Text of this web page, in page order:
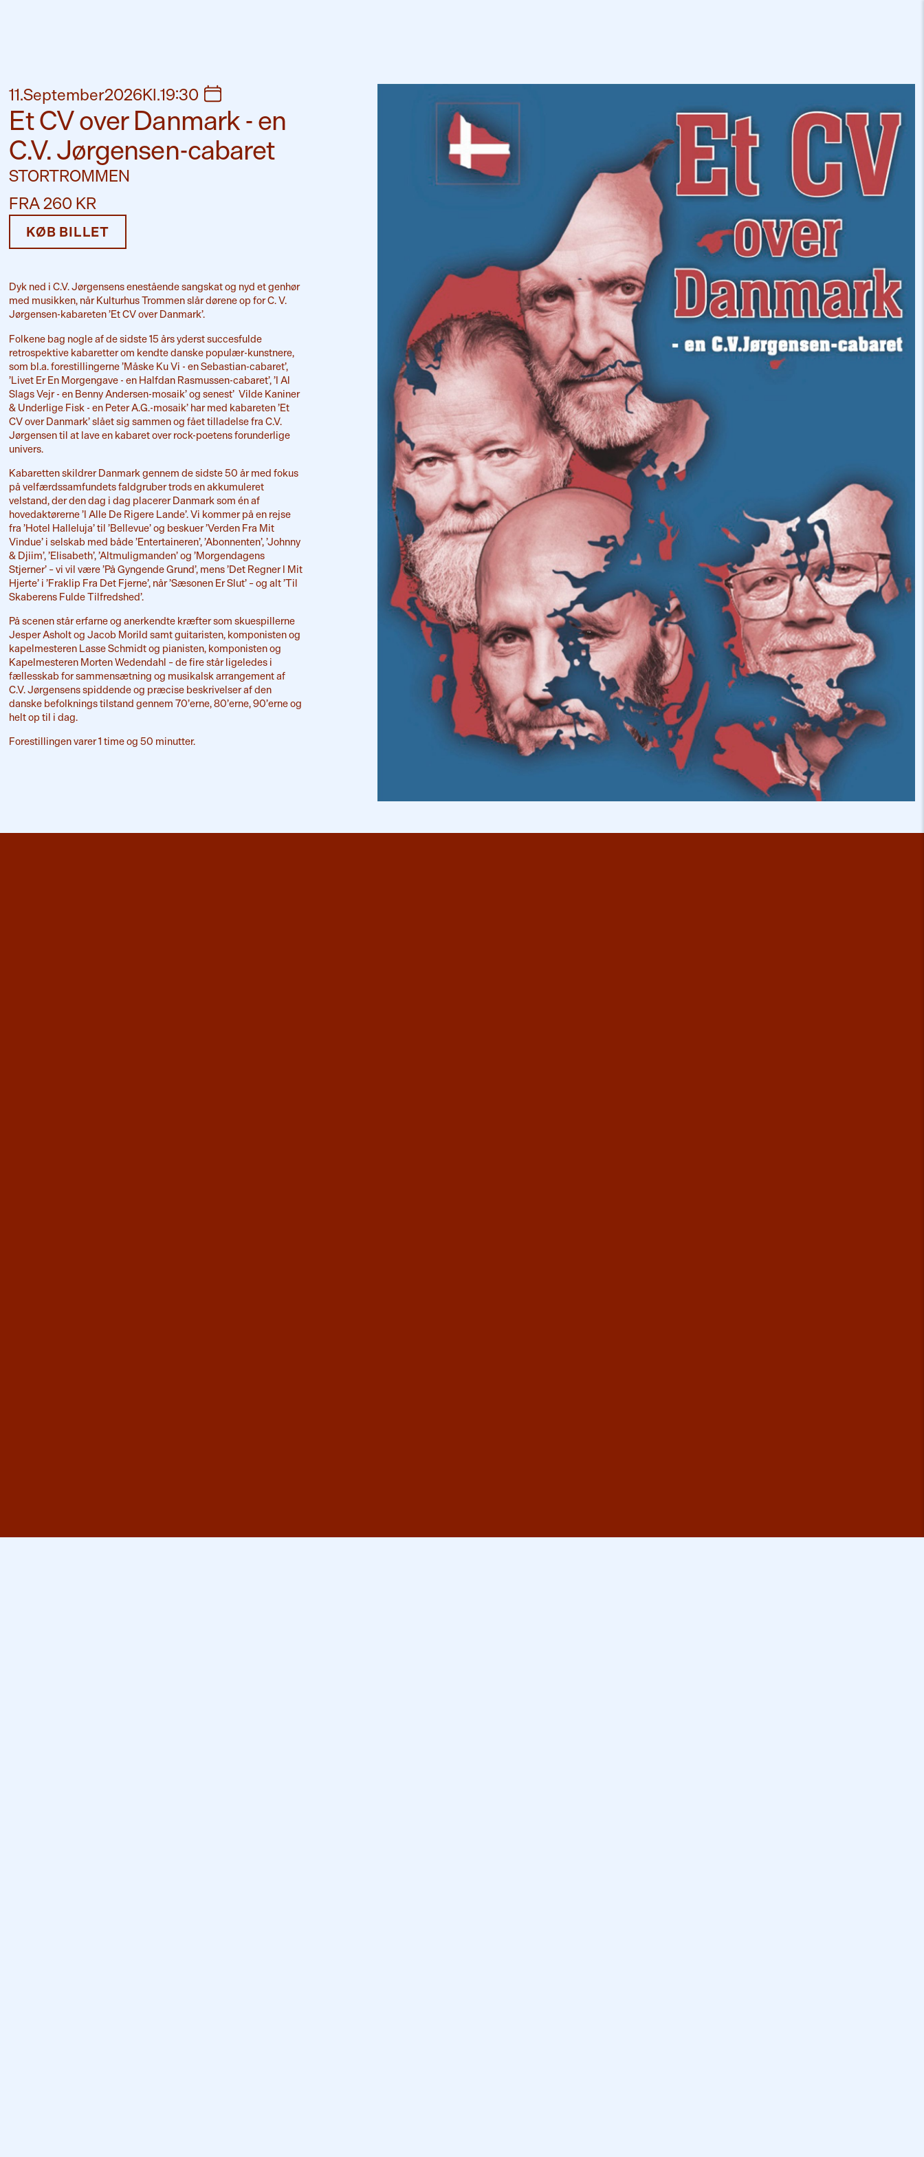
11.September2026Kl.19:30
Et CV over Danmark - en
C.V. Jørgensen-cabaret
STORTROMMEN
FRA 260 KR
KØB BILLET
Dyk ned i C.V. Jørgensens enestående sangskat og nyd et genhør
med musikken, når Kulturhus Trommen slår dørene op for C. V.
Jørgensen-kabareten ’Et CV over Danmark’.
Folkene bag nogle af de sidste 15 års yderst succesfulde
retrospektive kabaretter om kendte danske populær-kunstnere,
som bl.a. forestillingerne ’Måske Ku Vi - en Sebastian-cabaret’,
’Livet Er En Morgengave - en Halfdan Rasmussen-cabaret’, ’I Al
Slags Vejr - en Benny Andersen-mosaik’ og senest’ Vilde Kaniner
& Underlige Fisk - en Peter A.G.-mosaik’ har med kabareten ’Et
CV over Danmark’ slået sig sammen og fået tilladelse fra C.V.
Jørgensen til at lave en kabaret over rock-poetens forunderlige
univers.
Kabaretten skildrer Danmark gennem de sidste 50 år med fokus
på velfærdssamfundets faldgruber trods en akkumuleret
velstand, der den dag i dag placerer Danmark som én af
hovedaktørerne ’I Alle De Rigere Lande’. Vi kommer på en rejse
fra ’Hotel Halleluja’ til ’Bellevue’ og beskuer ’Verden Fra Mit
Vindue’ i selskab med både ’Entertaineren’, ’Abonnenten’, ’Johnny
& Djiim’, ’Elisabeth’, ’Altmuligmanden’ og ’Morgendagens
Stjerner’ – vi vil være ’På Gyngende Grund’, mens ’Det Regner I Mit
Hjerte’ i ’Fraklip Fra Det Fjerne’, når ’Sæsonen Er Slut’ – og alt ’Til
Skaberens Fulde Tilfredshed’.
På scenen står erfarne og anerkendte kræfter som skuespillerne
Jesper Asholt og Jacob Morild samt guitaristen, komponisten og
kapelmesteren Lasse Schmidt og pianisten, komponisten og
Kapelmesteren Morten Wedendahl – de fire står ligeledes i
fællesskab for sammensætning og musikalsk arrangement af
C.V. Jørgensens spiddende og præcise beskrivelser af den
danske befolknings tilstand gennem 70’erne, 80’erne, 90’erne og
helt op til i dag.
Forestillingen varer 1 time og 50 minutter.